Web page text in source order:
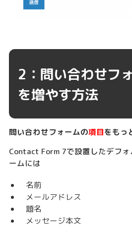
2：問い合わせフ
を増やす方法
問い合わせフォームの項目をもっ
Contact Form 7で設置したデフォ
ームには
名前
メールアドレス
題名
メッセージ本文